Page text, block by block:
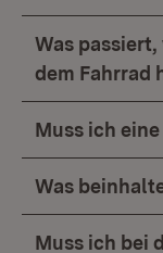
Was
dem Fahrrad
Muss ich
Was
Muss ich bei